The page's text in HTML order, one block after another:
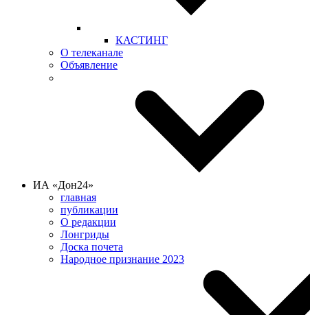
КАСТИНГ
О телеканале
Объявление
ИА «Дон24»
главная
публикации
О редакции
Лонгриды
Доска почета
Народное признание 2023